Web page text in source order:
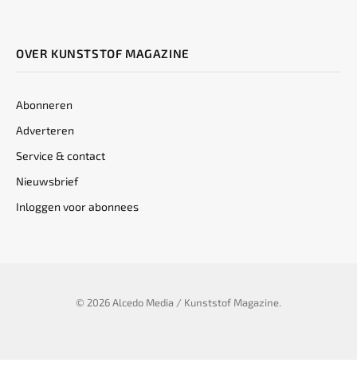
OVER KUNSTSTOF MAGAZINE
Abonneren
Adverteren
Service & contact
Nieuwsbrief
Inloggen voor abonnees
© 2026 Alcedo Media / Kunststof Magazine.